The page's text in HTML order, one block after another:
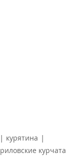
| курятина |
курчата